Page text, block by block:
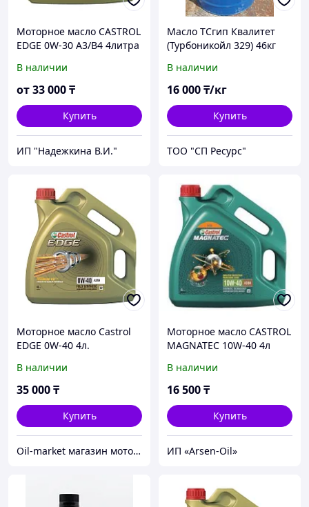
Моторное масло CASTROL
EDGE 0W-30 A3/B4 4литра
В наличии
от33 000₸
Купить
ИП "Надежкина В.И."
Масло ТСгип Квалитет
(Турбоникойл 329) 46кг
В наличии
16 000₸/кг
Купить
ТОО "СП Ресурс"
Моторное масло Castrol
EDGE 0W-40 4л.
В наличии
35 000₸
Купить
Oil-market магазин моторных масел и автозапчастей
Моторное масло CASTROL
MAGNATEC 10W-40 4л
В наличии
16 500₸
Купить
ИП «Arsen-Oil»